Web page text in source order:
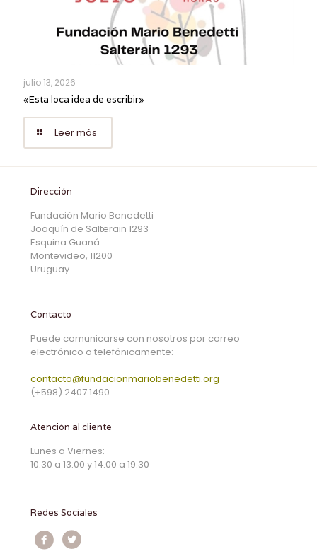
julio 13, 2026
«Esta loca idea de escribir»
Leer más
Dirección
Fundación Mario Benedetti
Joaquín de Salterain 1293
Esquina Guaná
Montevideo, 11200
Uruguay
Contacto
Puede comunicarse con nosotros por correo
electrónico o telefónicamente:
contacto@fundacionmariobenedetti.org
(+598) 2407 1490
Atención al cliente
Lunes a Viernes:
10:30 a 13:00 y 14:00 a 19:30
Redes Sociales